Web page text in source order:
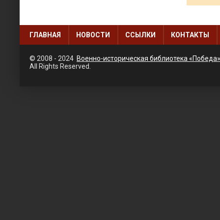
ГЛАВНАЯ НОВОСТИ ССЫЛКИ КОНТАКТЫ
© 2008 - 2024 Военно-историческая библиотека «Победа»
All Rights Reserved.